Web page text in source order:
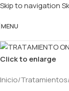
Skip to navigation
MENU
Click to enlarge
Inicio/Tratamientos